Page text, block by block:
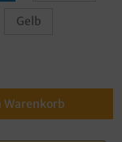
Gelb
Warenkorb